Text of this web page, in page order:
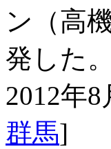
ン（高
発した
2012年
群馬]